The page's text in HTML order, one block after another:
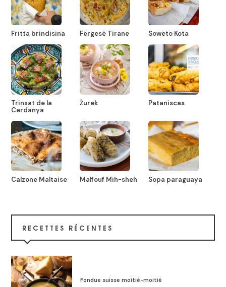
Fritta brindisina Fërgesë Tirane Soweto Kota
Trinxat de la
Cerdanya
Żurek Pataniscas
Calzone Maltaise Malfouf Mih-sheh Sopa paraguaya
RECETTES RÉCENTES
Fondue suisse moitié-moitié